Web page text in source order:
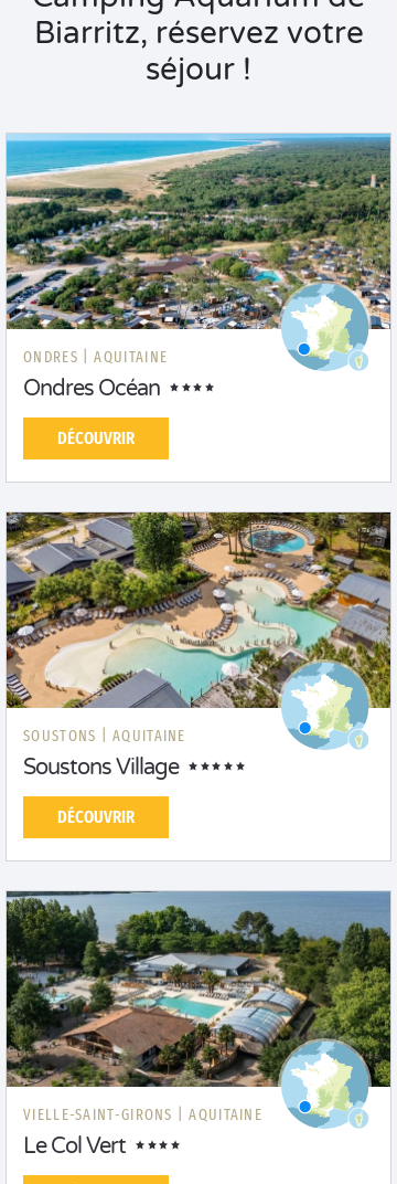
Biarritz, réservez votre
séjour !
ONDRES | AQUITAINE
Ondres Océan
DÉCOUVRIR
SOUSTONS | AQUITAINE
Soustons Village
DÉCOUVRIR
VIELLE-SAINT-GIRONS | AQUITAINE
Le Col Vert